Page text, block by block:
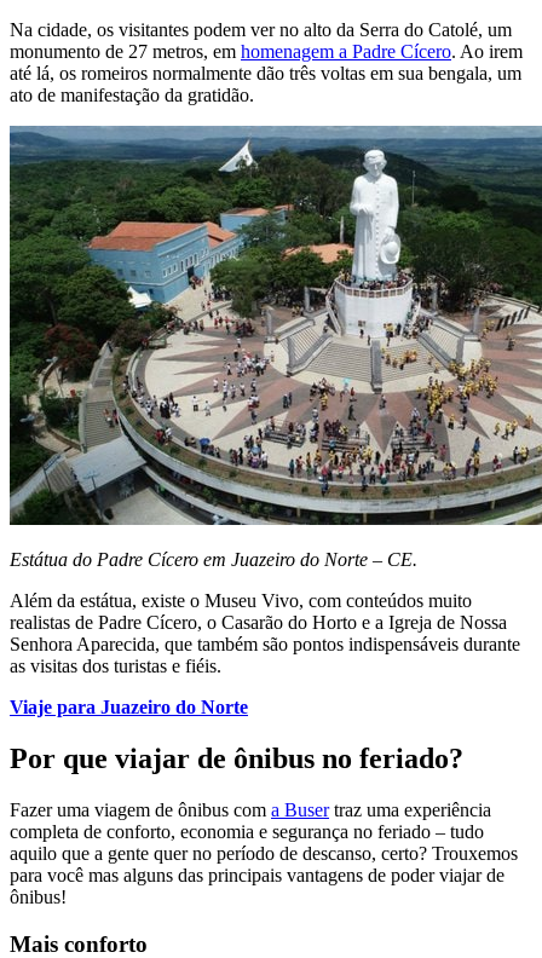
Na cidade, os visitantes podem ver no alto da Serra do Catolé, um
monumento de 27 metros, em homenagem a Padre Cícero. Ao irem
até lá, os romeiros normalmente dão três voltas em sua bengala, um
ato de manifestação da gratidão.
Estátua do Padre Cícero em Juazeiro do Norte – CE.
Além da estátua, existe o Museu Vivo, com conteúdos muito
realistas de Padre Cícero, o Casarão do Horto e a Igreja de Nossa
Senhora Aparecida, que também são pontos indispensáveis durante
as visitas dos turistas e fiéis.
Viaje para Juazeiro do Norte
Por que viajar de ônibus no feriado?
Fazer uma viagem de ônibus com a Busertraz uma experiência
completa de conforto, economia e segurança no feriado – tudo
aquilo que a gente quer no período de descanso, certo? Trouxemos
para você mas alguns das principais vantagens de poder viajar de
ônibus!
Mais conforto